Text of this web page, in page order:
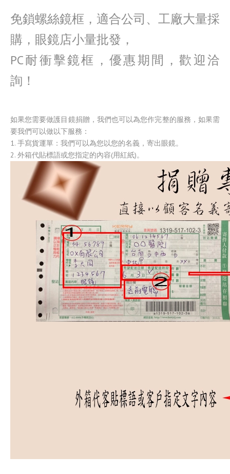
免鎖螺絲鏡框，適合公司、工廠大量採
購，眼鏡店小量批發，
PC耐衝擊鏡框，優惠期間，歡迎洽
詢！
如果您需要做護目鏡捐贈，我們也可以為您作完整的服務，如果需
要我們可以做以下服務：
1. 手寫貨運單：我們可以為您以您的名義，寄出眼鏡。
2. 外箱代貼標語或您指定的內容(用紅紙)。